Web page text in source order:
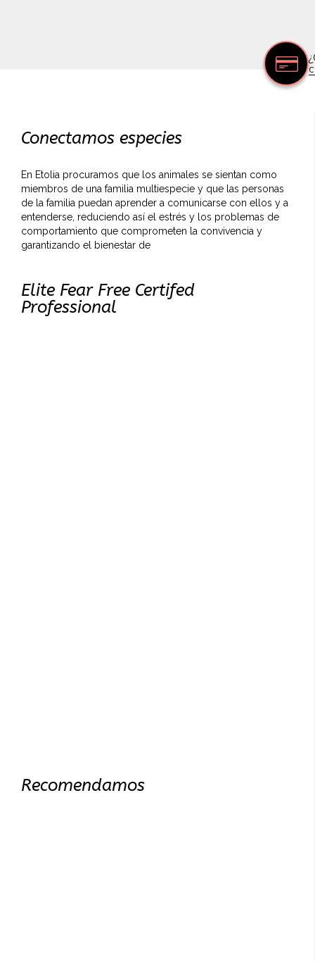
Conectamos especies
En Etolia procuramos que los animales se sientan como
miembros de una familia multiespecie y que las personas
de la familia puedan aprender a comunicarse con ellos y a
entenderse, reduciendo así el estrés y los problemas de
comportamiento que comprometen la convivencia y
garantizando el bienestar de
Elite Fear Free Certifed
Professional
Recomendamos